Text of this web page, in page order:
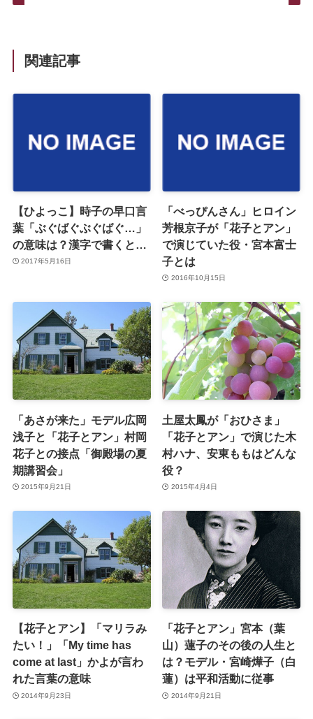
関連記事
【ひよっこ】時子の早口言
葉「ぶぐばぐぶぐばぐ…」
の意味は？漢字で書くと…
2017年5月16日
「べっぴんさん」ヒロイン
芳根京子が「花子とアン」
で演じていた役・宮本富士
子とは
2016年10月15日
「あさが来た」モデル広岡
浅子と「花子とアン」村岡
花子との接点「御殿場の夏
期講習会」
2015年9月21日
土屋太鳳が「おひさま」
「花子とアン」で演じた木
村ハナ、安東ももはどんな
役？
2015年4月4日
【花子とアン】「マリラみ
たい！」「My time has
come at last」かよが言わ
れた言葉の意味
2014年9月23日
「花子とアン」宮本（葉
山）蓮子のその後の人生と
は？モデル・宮崎燁子（白
蓮）は平和活動に従事
2014年9月21日